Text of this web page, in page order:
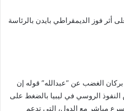
أثر فوز الديمقراطي بايدن بالرئاسة
بركان الغضب عن “عبدالله” قوله إن
النفوذ الروسي في ليبيا بالضغط على
مباشر مع الدول، التي تدعم